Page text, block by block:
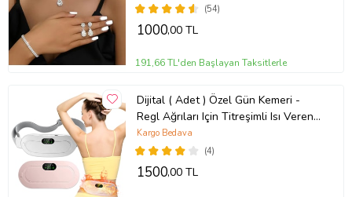
(54)
1000,00 TL
191,66 TL'den Başlayan Taksitlerle
Dijital ( Adet ) Özel Gün Kemeri -
Regl Ağrıları Için Titreşimli Isı Veren
Kemer
(4)
Kargo Bedava
1500,00 TL